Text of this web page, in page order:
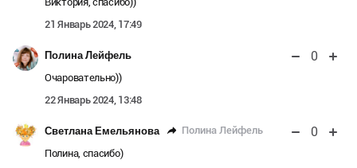
21 Январь 2024, 17:49
Полина Лейфель 0
Очаровательно))
22 Январь 2024, 13:48
Светлана Емельянова Полина Лейфель 0
Полина, спасибо)